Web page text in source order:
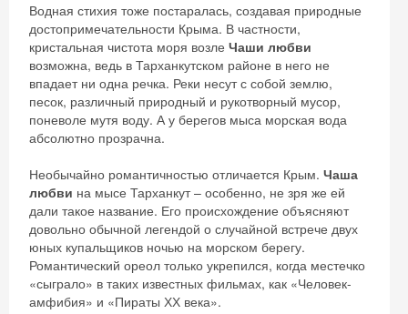
Водная стихия тоже постаралась, создавая природные
достопримечательности Крыма. В частности,
кристальная чистота моря возле Чаши любви
возможна, ведь в Тарханкутском районе в него не
впадает ни одна речка. Реки несут с собой землю,
песок, различный природный и рукотворный мусор,
поневоле мутя воду. А у берегов мыса морская вода
абсолютно прозрачна.
Необычайно романтичностью отличается Крым. Чаша
любви на мысе Тарханкут – особенно, не зря же ей
дали такое название. Его происхождение объясняют
довольно обычной легендой о случайной встрече двух
юных купальщиков ночью на морском берегу.
Романтический ореол только укрепился, когда местечко
«сыграло» в таких известных фильмах, как «Человек-
амфибия» и «Пираты ХХ века».